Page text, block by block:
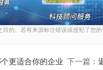
差异较大;项目建设地点
政策符合性判断。
审核时发现信息不一致，
的。若有来源标注错误或侵犯了您
更适合你的企业 下一篇：